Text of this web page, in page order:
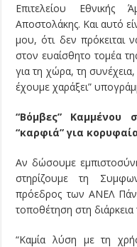
Επιτελείου
Αποστολάκης. Και αυτό
μου, ότι δεν πρόκειται
στον ευαίσθητο τομέα
για τη χώρα, τη
έχουμε χαράξει”
“Βόμβες”
“καρφιά” για
Αν δώσουμε
στηρίζουμε τη
πρόεδρος των ΑΝΕΛ
τοποθέτηση στη
“Καμία λύση με τη